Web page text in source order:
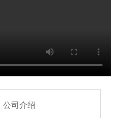
公司介绍